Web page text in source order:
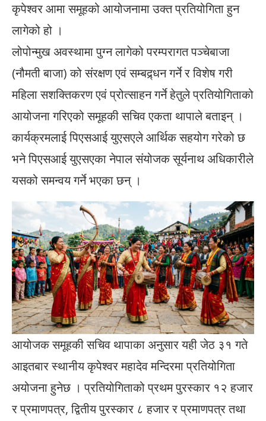
कृपेश्वर आमा समूहको आयोजनामा उक्त प्रतियोगिता हुन
लागेको हो ।
लोपोन्मुख अवस्थामा पुग्न लागेको परम्परागत पञ्चेबाजा
(नौमती बाजा) को संरक्षण एवं सम्बद्र्धन गर्ने र विशेष गरी
महिला सशक्तिकरण एवं प्रोत्साहन गर्ने हेतुले प्रतियोगिताको
आयोजना गरिएको समूहकी सचिव एकता थापाले बताइन् ।
कार्यक्रमलाई पिएसआई युएसएले आर्थिक सहयोग गरेको छ
भने पिएसआई युएसएका नेपाल संयोजक सूर्यनाथ अधिकारीले
यसको समन्वय गर्ने भएका छन् ।
आयोजक समूहकी सचिव थापाका अनुसार यही जेठ ३१ गते
आइतबार स्थानीय कृपेश्वर महादेव मन्दिरमा प्रतियोगिता
अयोजना हुनेछ । प्रतियोगिताको प्रथम पुरस्कार १२ हजार
र प्रमाणपत्र, द्वितीय पुरस्कार ८ हजार र प्रमाणपत्र तथा